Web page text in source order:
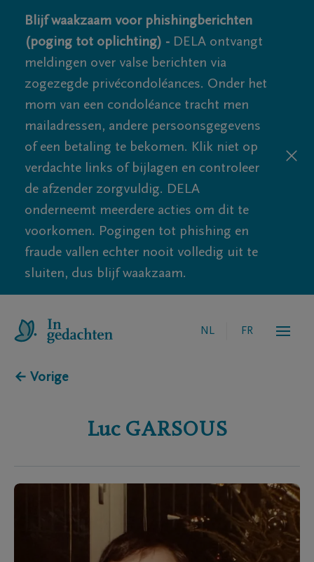
Blijf waakzaam voor phishingberichten
(poging tot oplichting) - DELA ontvangt
meldingen over valse berichten via
zogezegde privécondoléances. Onder het
mom van een condoléance tracht men
mailadressen, andere persoonsgegevens
of een betaling te bekomen. Klik niet op
verdachte links of bijlagen en controleer
de afzender zorgvuldig. DELA
onderneemt meerdere acties om dit te
voorkomen. Pogingen tot phishing en
fraude vallen echter nooit volledig uit te
sluiten, dus blijf waakzaam.
NL FR
← Vorige
Luc GARSOUS